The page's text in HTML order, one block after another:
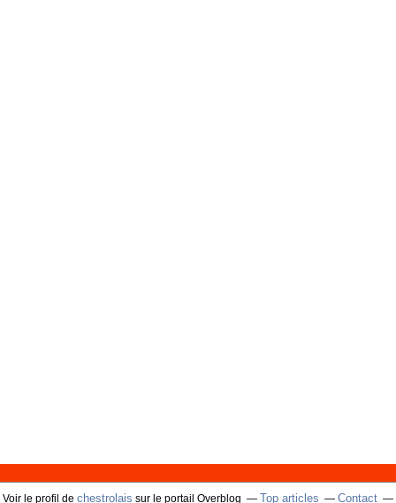
Voir le profil de chestrolais sur le portail Overblog Top articles Contact